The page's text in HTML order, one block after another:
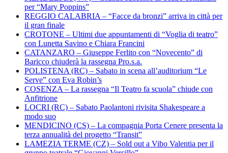
per “Mary Poppins”
REGGIO CALABRIA – “Facce da bronzi” arriva in città per
il gran finale
CROTONE – Ultimi due appuntamenti di “Voglia di teatro”
con Lunetta Savino e Chiara Francini
CATANZARO – Giuseppe Ferlito con “Novecento” di
Baricco chiuderà la rassegna Pro.s.a.
POLISTENA (RC) – Sabato in scena all’auditorium “Le
Serve” con Eva Robin’s
COSENZA – La rassegna “Il Teatro fa scuola” chiude con
Anfitrione
LOCRI (RC) – Sabato Paolantoni rivisita Shakespeare a
modo suo
MENDICINO (CS) – La compagnia Porta Cenere presenta la
terza annualità del progetto “Transit”
LAMEZIA TERME (CZ) – Sold out a Vibo Valentia per il